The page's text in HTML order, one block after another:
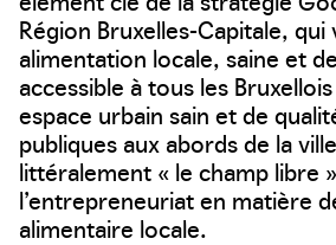
Région Bruxelles-Capitale,
alimentation locale, saine et
accessible à tous les
espace urbain sain et de
publiques aux abords de la
littéralement « le champ libre
l’entrepreneuriat en matière
alimentaire locale.